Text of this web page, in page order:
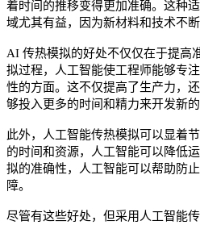
着时间的推移变得更加准确。这种
域尤其有益，因为新材料和技术不断
AI 传热模拟的好处不仅仅在于提高
拟过程，人工智能使工程师能够专
性的方面。这不仅提高了生产力，
够投入更多的时间和精力来开发新的
此外，人工智能传热模拟可以显着
的时间和资源，人工智能可以降低
拟的准确性，人工智能可以帮助防
障。
尽管有这些好处，但采用人工智能